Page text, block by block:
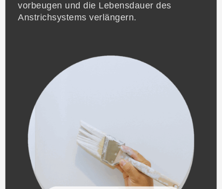
vorbeugen und die Lebensdauer des
Anstrichsystems verlängern.